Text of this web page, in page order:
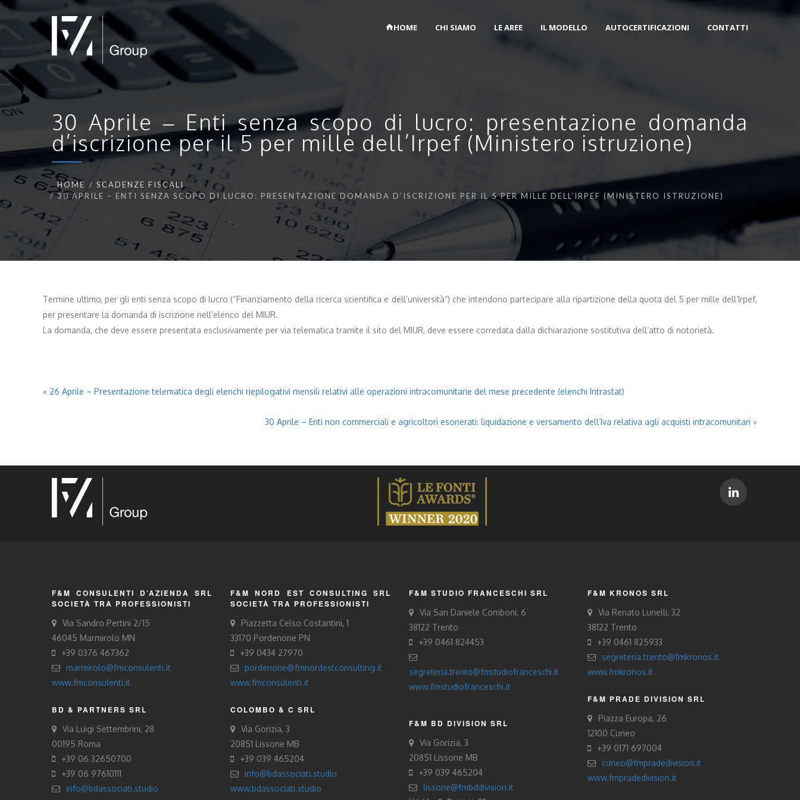
HOME CHI SIAMO LE AREE IL MODELLO AUTOCERTIFICAZIONI CONTATTI
30 Aprile – Enti senza scopo di lucro: presentazione domanda
d’iscrizione per il 5 per mille dell’Irpef (Ministero istruzione)
HOME
SCADENZE FISCALI
30 APRILE – ENTI SENZA SCOPO DI LUCRO: PRESENTAZIONE DOMANDA D’ISCRIZIONE PER IL 5 PER MILLE DELL’IRPEF (MINISTERO ISTRUZIONE)
Termine ultimo, per gli enti senza scopo di lucro (“Finanziamento della ricerca scientifica e dell’università”) che intendono partecipare alla ripartizione della quota del 5 per mille dell’Irpef,
per presentare la domanda di iscrizione nell’elenco del MIUR.
La domanda, che deve essere presentata esclusivamente per via telematica tramite il sito del MIUR, deve essere corredata dalla dichiarazione sostitutiva dell’atto di notorietà.
« 26 Aprile – Presentazione telematica degli elenchi riepilogativi mensili relativi alle operazioni intracomunitarie del mese precedente (elenchi Intrastat)
30 Aprile – Enti non commerciali e agricoltori esonerati: liquidazione e versamento dell’Iva relativa agli acquisti intracomunitari »
F&M CONSULENTI D’AZIENDA SRL
SOCIETÀ TRA PROFESSIONISTI
Via Sandro Pertini 2/15
46045 Marmirolo MN
+39 0376 467362
marmirolo@fmconsulenti.it
www.fmconsulenti.it
BD & PARTNERS SRL
Via Luigi Settembrini, 28
00195 Roma
+39 06 32650700
+39 06 97610111
info@bdassociati.studio
F&M NORD EST CONSULTING SRL
SOCIETÀ TRA PROFESSIONISTI
Piazzetta Celso Costantini, 1
33170 Pordenone PN
+39 0434 27970
pordenone@fmnordestconsulting.it
www.fmconsulenti.it
COLOMBO & C SRL
Via Gorizia, 3
20851 Lissone MB
+39 039 465204
info@bdassociati.studio
www.bdassociati.studio
F&M STUDIO FRANCESCHI SRL
Via San Daniele Comboni, 6
38122 Trento
+39 0461 824453
segreteria.trento@fmstudiofranceschi.it
www.fmstudiofranceschi.it
F&M BD DIVISION SRL
Via Gorizia, 3
20851 Lissone MB
+39 039 465204
lissone@fmbddivision.it
F&M KRONOS SRL
Via Renato Lunelli, 32
38122 Trento
+39 0461 825933
segreteria.trento@fmkronos.it
www.fmkronos.it
F&M PRADE DIVISION SRL
Piazza Europa, 26
12100 Cuneo
+39 0171 697004
cuneo@fmpradedivision.it
www.fmpradedivision.it